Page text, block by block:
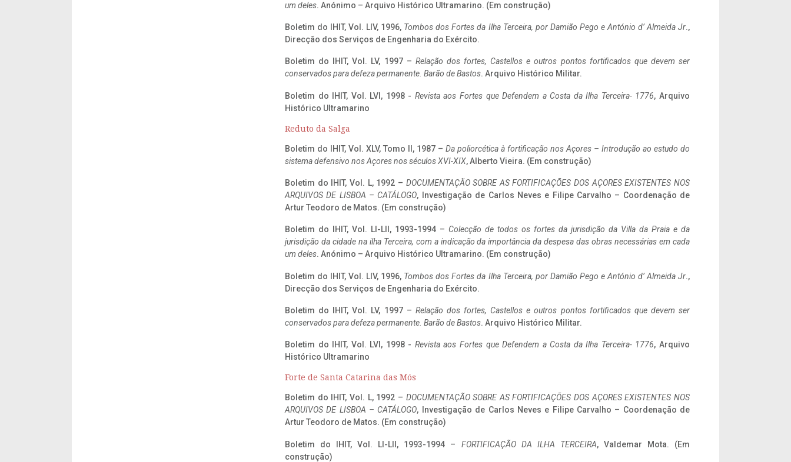
um deles. Anónimo – Arquivo Histórico Ultramarino. (Em construção)
Boletim do IHIT, Vol. LIV, 1996, Tombos dos Fortes da Ilha Terceira, por Damião Pego e António d’ Almeida Jr.,
Direcção dos Serviços de Engenharia do Exército.
Boletim do IHIT, Vol. LV, 1997 – Relação dos fortes, Castellos e outros pontos fortificados que devem ser
conservados para defeza permanente. Barão de Bastos. Arquivo Histórico Militar.
Boletim do IHIT, Vol. LVI, 1998 - Revista aos Fortes que Defendem a Costa da Ilha Terceira- 1776, Arquivo
Histórico Ultramarino
Reduto da Salga
Boletim do IHIT, Vol. XLV, Tomo II, 1987 – Da poliorcética à fortificação nos Açores – Introdução ao estudo do
sistema defensivo nos Açores nos séculos XVI-XIX, Alberto Vieira. (Em construção)
Boletim do IHIT, Vol. L, 1992 – DOCUMENTAÇÃO SOBRE AS FORTIFICAÇÕES DOS AÇORES EXISTENTES NOS
ARQUIVOS DE LISBOA – CATÁLOGO, Investigação de Carlos Neves e Filipe Carvalho – Coordenação de
Artur Teodoro de Matos. (Em construção)
Boletim do IHIT, Vol. LI-LII, 1993-1994 – Colecção de todos os fortes da jurisdição da Villa da Praia e da
jurisdição da cidade na ilha Terceira, com a indicação da importância da despesa das obras necessárias em cada
um deles. Anónimo – Arquivo Histórico Ultramarino. (Em construção)
Boletim do IHIT, Vol. LIV, 1996, Tombos dos Fortes da Ilha Terceira, por Damião Pego e António d’ Almeida Jr.,
Direcção dos Serviços de Engenharia do Exército.
Boletim do IHIT, Vol. LV, 1997 – Relação dos fortes, Castellos e outros pontos fortificados que devem ser
conservados para defeza permanente. Barão de Bastos. Arquivo Histórico Militar.
Boletim do IHIT, Vol. LVI, 1998 - Revista aos Fortes que Defendem a Costa da Ilha Terceira- 1776, Arquivo
Histórico Ultramarino
Forte de Santa Catarina das Mós
Boletim do IHIT, Vol. L, 1992 – DOCUMENTAÇÃO SOBRE AS FORTIFICAÇÕES DOS AÇORES EXISTENTES NOS
ARQUIVOS DE LISBOA – CATÁLOGO, Investigação de Carlos Neves e Filipe Carvalho – Coordenação de
Artur Teodoro de Matos. (Em construção)
Boletim do IHIT, Vol. LI-LII, 1993-1994 – FORTIFICAÇÃO DA ILHA TERCEIRA, Valdemar Mota. (Em
construção)